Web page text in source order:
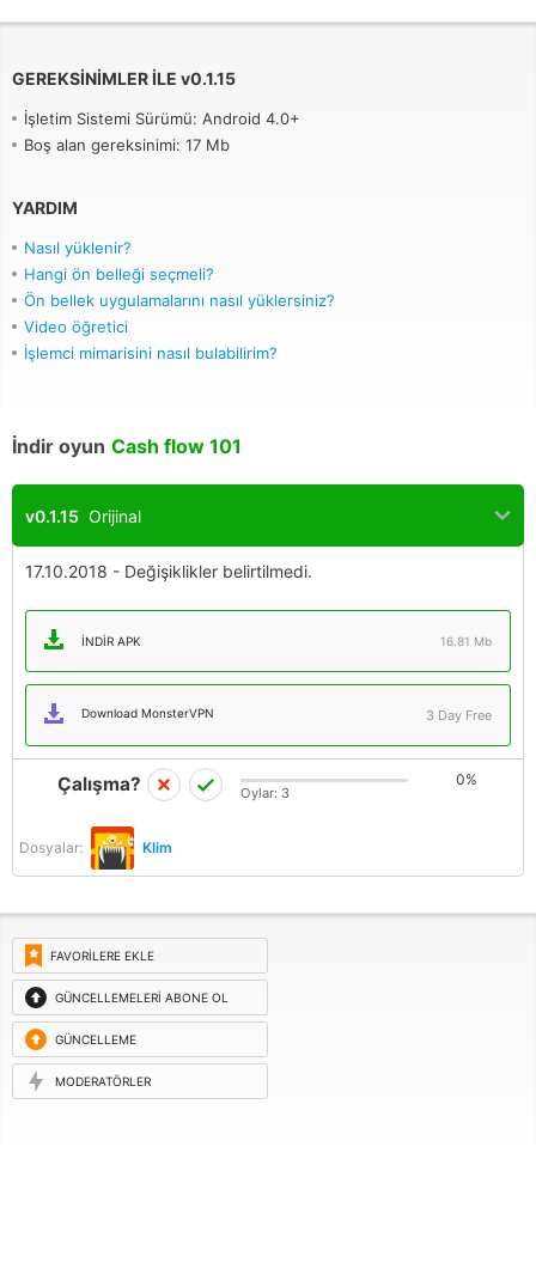
GEREKSINIMLER ILE v0.1.15
İşletim Sistemi Sürümü: Android 4.0+
Boş alan gereksinimi: 17 Mb
YARDIM
Nasıl yüklenir?
Hangi ön belleği seçmeli?
Ön bellek uygulamalarını nasıl yüklersiniz?
Video öğretici
İşlemci mimarisini nasıl bulabilirim?
İndir oyun Cash flow 101
v0.1.15 Orijinal
17.10.2018 - Değişiklikler belirtilmedi.
İNDIR APK 16.81 Mb
Download MonsterVPN 3 Day Free
Dosyalar: Klim
Çalışma? 0%
Oylar: 3
FAVORILERE EKLE
GÜNCELLEMELERI ABONE OL
GÜNCELLEME
ISTEĞI
MODERATÖRLER